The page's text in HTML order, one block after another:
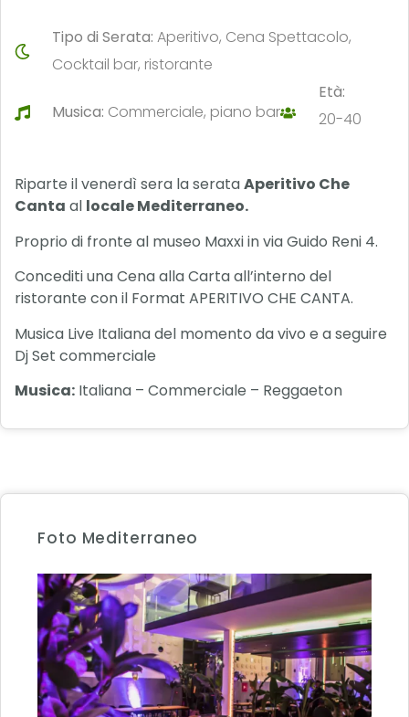
Tipo di Serata:Aperitivo, Cena Spettacolo,
Cocktail bar, ristorante
Musica: Commerciale, piano bar
Età:
20-40
Riparte il venerdì sera la serataAperitivo Che
Canta al locale Mediterraneo.
Proprio di fronte al museo Maxxi in via Guido Reni 4.
Concediti una Cena alla Carta all’interno del
ristorante con il Format APERITIVO CHE CANTA.
Musica Live Italiana del momento da vivo e a seguire
Dj Set commerciale
Musica: Italiana – Commerciale – Reggaeton
Foto Mediterraneo